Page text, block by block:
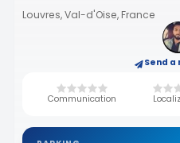
Louvres, Val-d'Oise, France
Send a
Communication